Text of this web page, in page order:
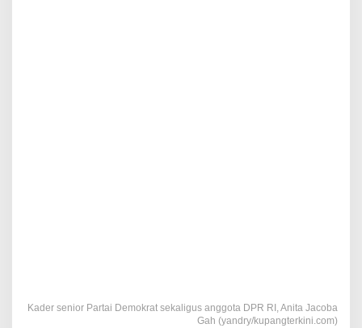
Kader senior Partai Demokrat sekaligus anggota DPR RI, Anita Jacoba
Gah (yandry/kupangterkini.com)